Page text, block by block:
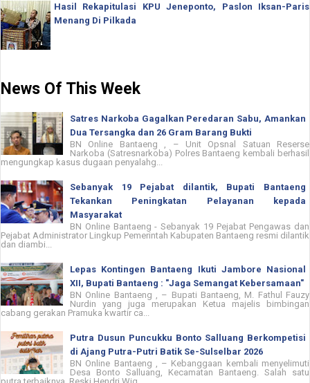
Hasil Rekapitulasi KPU Jeneponto, Paslon Iksan-Paris
Menang Di Pilkada
News Of This Week
Satres Narkoba Gagalkan Peredaran Sabu, Amankan
Dua Tersangka dan 26 Gram Barang Bukti
BN Online Bantaeng , – Unit Opsnal Satuan Reserse
Narkoba (Satresnarkoba) Polres Bantaeng kembali berhasil
mengungkap kasus dugaan penyalahg...
Sebanyak 19 Pejabat dilantik, Bupati Bantaeng
Tekankan Peningkatan Pelayanan kepada
Masyarakat
BN Online Bantaeng - Sebanyak 19 Pejabat Pengawas dan
Pejabat Administrator Lingkup Pemerintah Kabupaten Bantaeng resmi dilantik
dan diambi...
Lepas Kontingen Bantaeng Ikuti Jambore Nasional
XII, Bupati Bantaeng : "Jaga Semangat Kebersamaan"
BN Online Bantaeng , – Bupati Bantaeng, M. Fathul Fauzy
Nurdin yang juga merupakan Ketua majelis bimbingan
cabang gerakan Pramuka kwartir ca...
Putra Dusun Puncukku Bonto Salluang Berkompetisi
di Ajang Putra-Putri Batik Se-Sulselbar 2026
BN Online Bantaeng , – Kebanggaan kembali menyelimuti
Desa Bonto Salluang, Kecamatan Bantaeng. Salah satu